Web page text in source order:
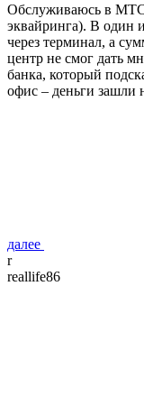
Обслуживаюсь в МТС
эквайринга). В один
через терминал, а
центр не смог дать
банка, который
офис – деньги зашли
далее
r
reallife86